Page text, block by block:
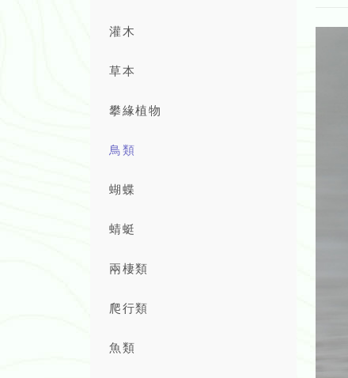
灌木
草本
攀緣植物
鳥類
蝴蝶
蜻蜓
兩棲類
爬行類
魚類